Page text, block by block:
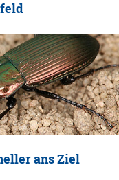
ans Ziel